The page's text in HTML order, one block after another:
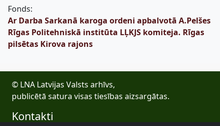
Fonds:
Ar Darba Sarkanā karoga ordeni apbalvotā A.Pelšes
Rīgas Politehniskā institūta LĻKJS komiteja. Rīgas
pilsētas Kirova rajons
© LNA Latvijas Valsts arhīvs,
publicētā satura visas tiesības aizsargātas.
Kontakti